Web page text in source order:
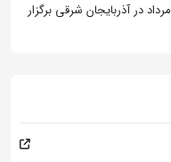
اردوی تیم ملی کشتی ساحلی نوجوانان از 17 مرداد در آذربایجان شرقی برگزار